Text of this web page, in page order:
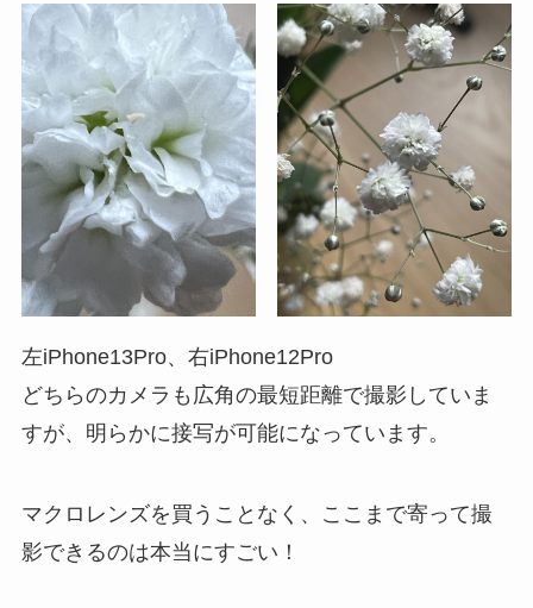
左iPhone13Pro、右iPhone12Pro
どちらのカメラも広角の最短距離で撮影していま
すが、明らかに接写が可能になっています。
マクロレンズを買うことなく、ここまで寄って撮
影できるのは本当にすごい！